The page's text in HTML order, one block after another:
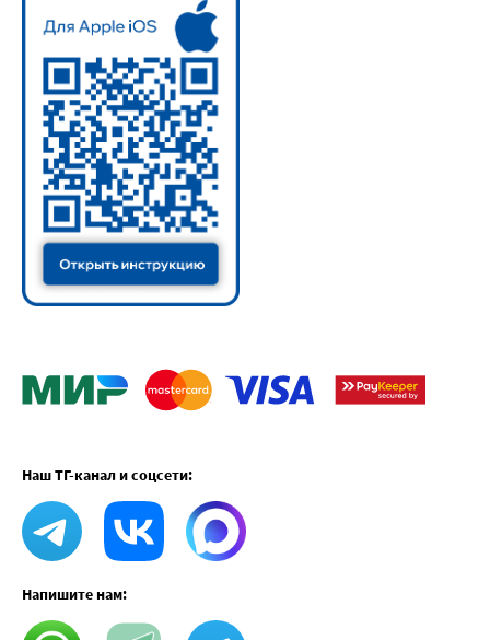
Наш ТГ-канал и соцсети:
Напишите нам: